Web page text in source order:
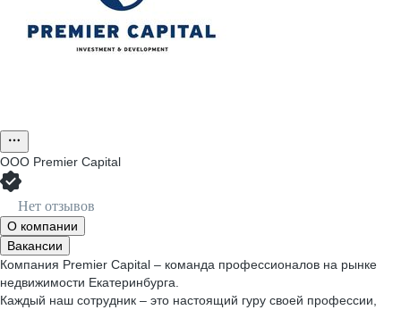
ООО Premier Capital
Нет отзывов
О компании
Вакансии
Компания Premier Capital – команда профессионалов на рынке
недвижимости Екатеринбурга.
Каждый наш сотрудник – это настоящий гуру своей профессии,